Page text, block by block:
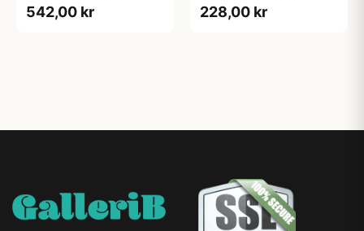
542,00 kr 228,00 kr